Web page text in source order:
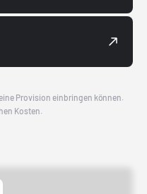
Provision einbringen können.
Kosten.